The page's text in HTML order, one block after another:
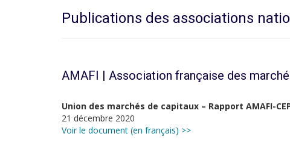
Publications des associations
AMAFI | Association française des
Union des marchés de capitaux – Rapport AMAFI-
21 décembre 2020
Voir le document (en français) >>